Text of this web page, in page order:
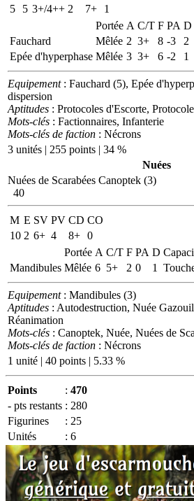
5
5 3+/4++ 2 7+
1
Portée A C/T F PA D
Fauchard
Mêlée 2 3+ 8 -3 2
Epée d'hyperphase Mêlée 3 3+ 6 -2 1
Equipement: Fauchard (5), Epée
dispersion
Aptitudes : Protocoles d'Escorte,
Mots-clés : Factionnaires, Infanterie
Mots-clés de faction : Nécrons
3 unités | 255 points | 34 %
Nuées
Nuées de Scarabées Canoptek (3)
40
M E SV PV CD CO
10 2 6+ 4 8+ 0
Portée A C/T F PA D
Mandibules Mêlée 6 5+ 2 0 1
Equipement: Mandibules (3)
Aptitudes : Autodestruction, Nuée
Réanimation
Mots-clés : Canoptek, Nuée, Nuées de
Mots-clés de faction : Nécrons
1 unité | 40 points | 5.33 %
Points : 470
- pts restants : 280
Figurines
: 25
Unités
: 6